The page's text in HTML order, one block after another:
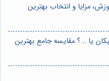
مزایا و انتخاب بهترین
یا ...؟ مقایسه جامع بهترین